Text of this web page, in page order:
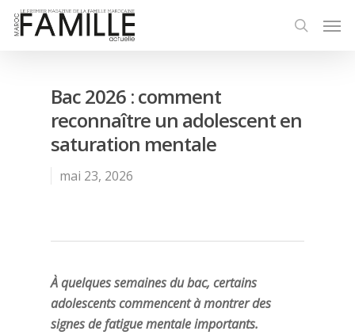
Bac 2026 : comment
reconnaître un adolescent en
saturation mentale
mai 23, 2026
À quelques semaines du bac, certains
adolescents commencent à montrer des
signes de fatigue mentale importants.